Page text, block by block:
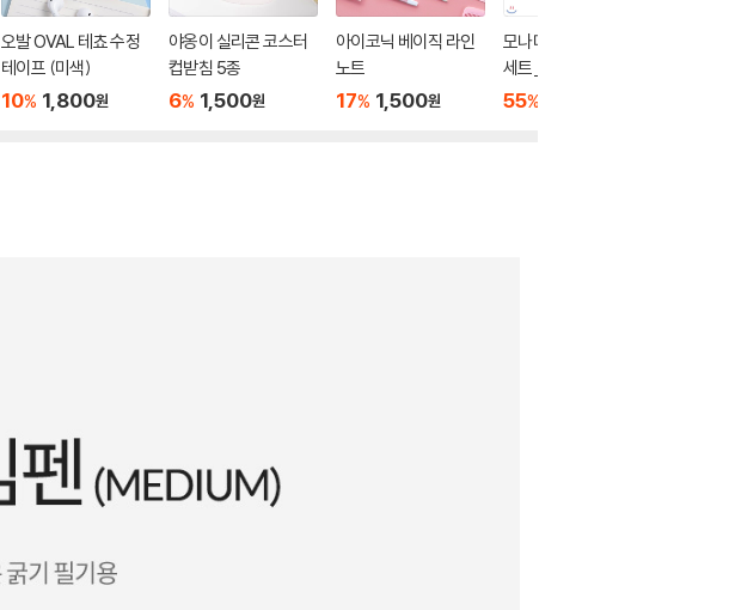
오발 OVAL 테쵸 수정
테이프 (미색)
10% 1,800원
야옹이 실리콘 코스터
컵받침 5종
6% 1,500원
아이코닉 베이직 라인
노트
17% 1,500원
모나미 라이브칼라 6색
세트_Grey mood
55%